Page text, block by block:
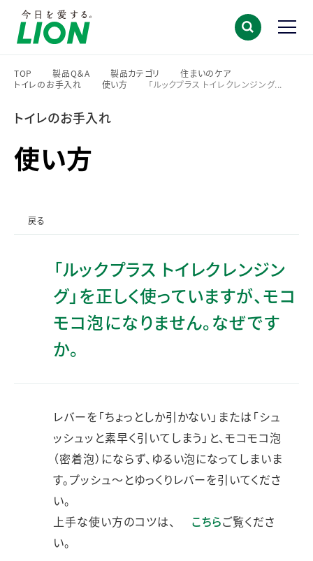
TOP
>
製品Q＆A
>
製品カテゴリ
>
住まいのケア
>
トイレのお手入れ
使い方
「ルックプラス トイレクレンジング...
トイレのお手入れ
使い方
戻る
「ルックプラス トイレクレンジン
グ」を正しく使っていますが、モコ
モコ泡になりません。なぜです
か。
レバーを「ちょっとしか引かない」または「シュ
ッシュッと素早く引いてしまう」と、モコモコ泡
（密着泡）にならず、ゆるい泡になってしまいま
す。プッシュ～とゆっくりレバーを引いてくださ
い。
上手な使い方のコツは、
こちらご覧くださ
い。